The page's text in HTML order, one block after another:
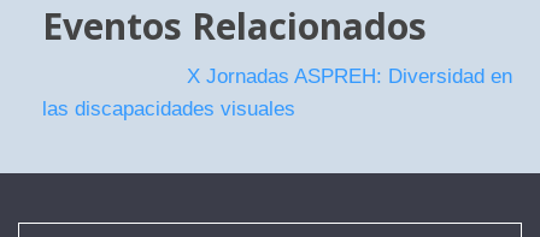
Eventos Relacionados
X Jornadas ASPREH: Diversidad en
las discapacidades visuales